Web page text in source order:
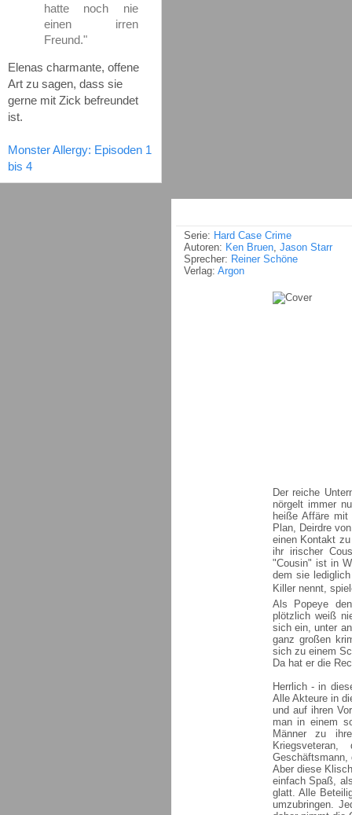
hatte noch nie
einen irren
Freund."
Elenas charmante, offene
Art zu sagen, dass sie
gerne mit Zick befreundet
ist.
Monster Allergy: Episoden 1
bis 4
Serie: Hard Case Crime
Autoren: Ken Bruen, Jason Starr
Sprecher: Reiner Schöne
Verlag: Argon
Der reiche
nörgelt immer
heiße Affäre
Plan, Deirdre
einen Kontakt
ihr irischer
"Cousin" ist in
dem sie
Killer nennt,
Als Popeye
plötzlich weiß
sich ein, unter
ganz großen
sich zu einem
Da hat er die
Herrlich - in
Alle Akteure in
und auf ihren
man in einem
Männer zu
Geschäftsmann,
Aber diese
einfach Spaß,
glatt. Alle
umzubringen.